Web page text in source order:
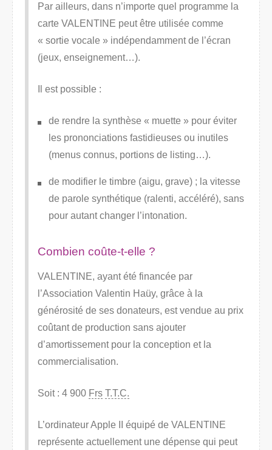
Par ailleurs, dans n’importe quel programme la
carte VALENTINE peut être utilisée comme
« sortie vocale » indépendamment de l’écran
(jeux, enseignement…).
Il est possible :
de rendre la synthèse « muette » pour éviter
les prononciations fastidieuses ou inutiles
(menus connus, portions de listing…).
de modifier le timbre (aigu, grave) ; la vitesse
de parole synthétique (ralenti, accéléré), sans
pour autant changer l’intonation.
Combien coûte-t-elle ?
VALENTINE, ayant été financée par
l’Association Valentin Haüy, grâce à la
générosité de ses donateurs, est vendue au prix
coûtant de production sans ajouter
d’amortissement pour la conception et la
commercialisation.
Soit : 4 900 Frs T.T.C.
L’ordinateur Apple II équipé de VALENTINE
représente actuellement une dépense qui peut